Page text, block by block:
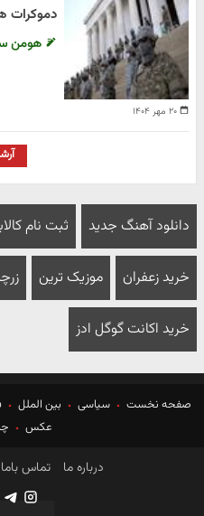
۲۰ مهر ۱۴۰۴
دموکرات
هومن
دانلود آهنگ جدید ثبت نام
خرید زعفران موزیک ترین
خرید اکانت گوگل ادز
صفحه نخست سیاسی بین الملل
عکس
درباره ما تماس باما